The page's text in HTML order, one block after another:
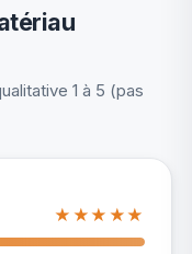
1 à 5 (pas
★★★★★